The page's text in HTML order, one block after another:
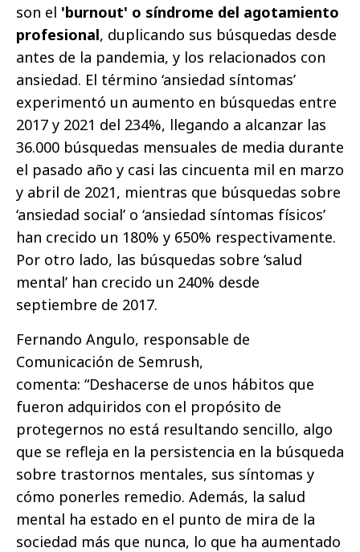
son el 'burnout' o síndrome del agotamiento
profesional, duplicando sus búsquedas desde
antes de la pandemia, y los relacionados con
ansiedad. El término ‘ansiedad síntomas’
experimentó un aumento en búsquedas entre
2017 y 2021 del 234%, llegando a alcanzar las
36.000 búsquedas mensuales de media durante
el pasado año y casi las cincuenta mil en marzo
y abril de 2021, mientras que búsquedas sobre
‘ansiedad social’ o ‘ansiedad síntomas físicos’
han crecido un 180% y 650% respectivamente.
Por otro lado, las búsquedas sobre ‘salud
mental’ han crecido un 240% desde
septiembre de 2017.
Fernando Angulo, responsable de
Comunicación de Semrush,
comenta: “Deshacerse de unos hábitos que
fueron adquiridos con el propósito de
protegernos no está resultando sencillo, algo
que se refleja en la persistencia en la búsqueda
sobre trastornos mentales, sus síntomas y
cómo ponerles remedio. Además, la salud
mental ha estado en el punto de mira de la
sociedad más que nunca, lo que ha aumentado